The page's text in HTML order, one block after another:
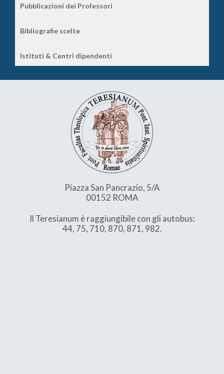
Pubblicazioni dei Professori
Bibliografie scelte
Istituti & Centri dipendenti
Piazza San Pancrazio, 5/A
00152 ROMA
Il Teresianum è raggiungibile con gli autobus:
44, 75, 710, 870, 871, 982.